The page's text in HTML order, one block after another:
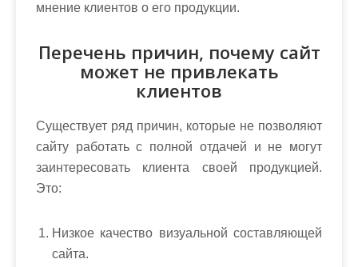
мнение клиентов о его продукции.
Перечень причин, почему сайт
может не привлекать
клиентов
Существует ряд причин, которые не позволяют
сайту работать с полной отдачей и не могут
заинтересовать клиента своей продукцией.
Это:
Низкое качество визуальной составляющей
сайта.